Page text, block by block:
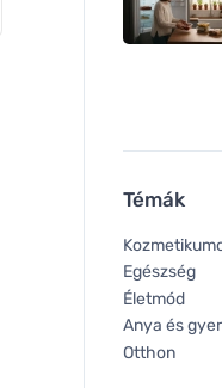
Témák
Egészség
Életmód
Anya és
Otthon